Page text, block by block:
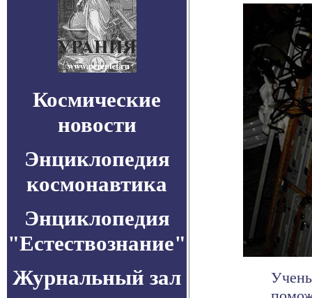
Космические
новости
Энциклопедия
космонавтика
Энциклопедия
"Естествознание"
Журнальный зал